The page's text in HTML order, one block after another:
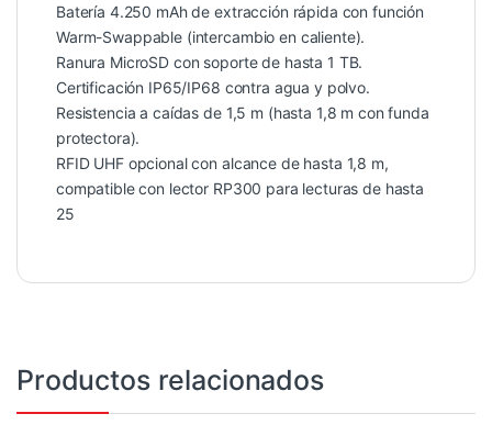
Batería 4.250 mAh de extracción rápida con función
Warm-Swappable (intercambio en caliente).
Ranura MicroSD con soporte de hasta 1 TB.
Certificación IP65/IP68 contra agua y polvo.
Resistencia a caídas de 1,5 m (hasta 1,8 m con funda
protectora).
RFID UHF opcional con alcance de hasta 1,8 m,
compatible con lector RP300 para lecturas de hasta
25
Productos relacionados